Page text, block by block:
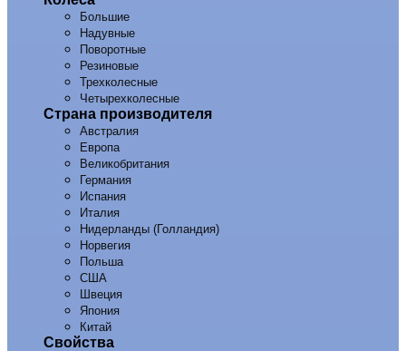
Большие
Надувные
Поворотные
Резиновые
Трехколесные
Четырехколесные
Страна производителя
Австралия
Европа
Великобритания
Германия
Испания
Италия
Нидерланды (Голландия)
Норвегия
Польша
США
Швеция
Япония
Китай
Свойства